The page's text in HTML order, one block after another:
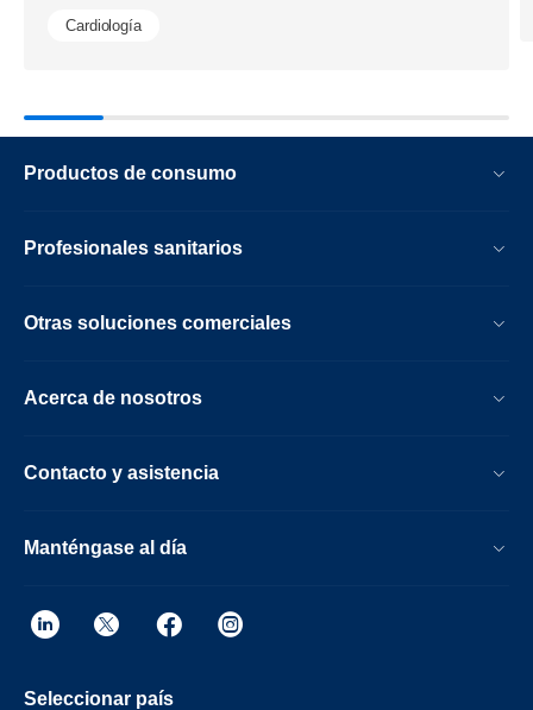
Cardiología
Productos de consumo
Profesionales sanitarios
Otras soluciones comerciales
Acerca de nosotros
Contacto y asistencia
Manténgase al día
Seleccionar país